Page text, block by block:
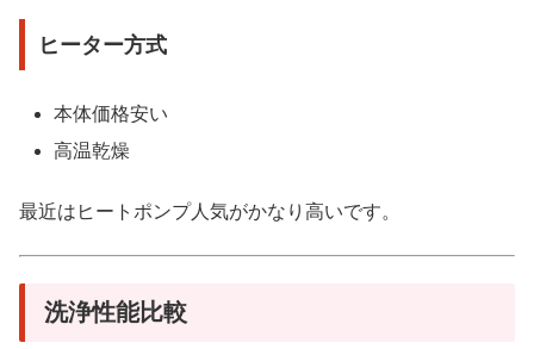
ヒーター方式
本体価格安い
高温乾燥
最近はヒートポンプ人気がかなり高いです。
洗浄性能比較